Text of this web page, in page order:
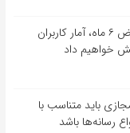
دیوار: با سیستم تایید هویت در عرض ۶ ماه، آمار کاربران
خواهیم داد
باید متناسب با
رسانه‌ها باشد